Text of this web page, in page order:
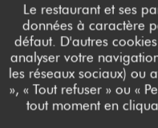
Le restaurant et ses
données à caractère
défaut. D'autres
analyser votre
les réseaux sociaux) ou
», « Tout refuser » ou «
tout moment en